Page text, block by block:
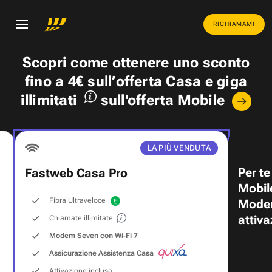
RICHIAMAMI
Scopri come ottenere uno sconto
fino a 4€ sull’offerta Casa egiga
illimitati
sull'offerta Mobile
LA PIÙ VENDUTA
Fastweb Casa Pro
Fibra Ultraveloce
Chiamate illimitate
Modem Seven con Wi‑Fi 7
Assicurazione Assistenza Casa
Per